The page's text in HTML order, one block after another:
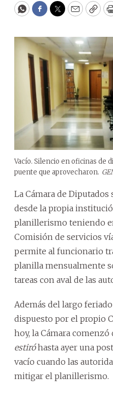
WhatsApp
Facebook
Twitter
Email
Vacío. Silencio en oficinas de
puente que aprovecharon.
La Cámara de
desde la propia
planillerismo teniendo
Comisión de servicios
permite al funcionario
planilla mensualmente
tareas con aval de las
Además del largo
dispuesto por el propio
hoy, la Cámara comenzó
estiróhasta ayer una
vacío cuando las
mitigar el planillerismo.